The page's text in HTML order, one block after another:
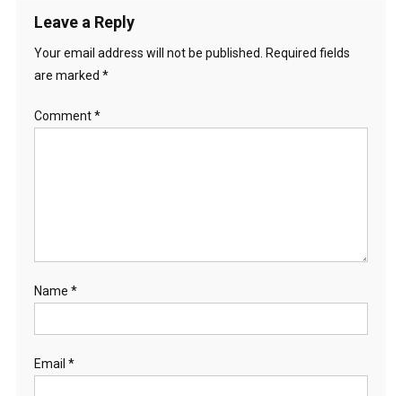
Leave a Reply
Your email address will not be published.
Required fields
are marked *
Comment*
Name *
Email *